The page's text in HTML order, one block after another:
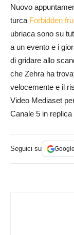
Nuovo
turca Forbidden
ubriaca sono su
a un evento e i
di gridare allo
che Zehra ha
velocemente e il
Video Mediaset
Canale 5 in
Seguici su Google